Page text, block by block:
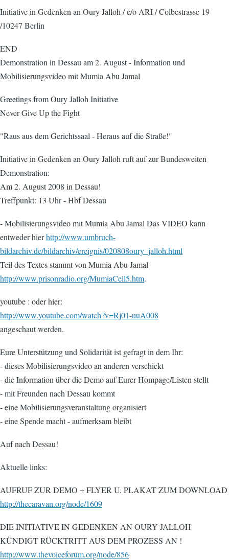
Initiative in Gedenken an Oury Jalloh / c/o ARI / Colbestrasse 19
/10247 Berlin
END
Demonstration in Dessau am 2. August - Information und
Mobilisierungsvideo mit Mumia Abu Jamal
Greetings from Oury Jalloh Initiative
Never Give Up the Fight
"Raus aus dem Gerichtssaal - Heraus auf die Straße!"
Initiative in Gedenken an Oury Jalloh ruft auf zur Bundesweiten
Demonstration:
Am 2. August 2008 in Dessau!
Treffpunkt: 13 Uhr - Hbf Dessau
- Mobilisierungsvideo mit Mumia Abu Jamal Das VIDEO kann
entweder hierhttp://www.umbruch-
bildarchiv.de/bildarchiv/ereignis/020808oury_jalloh.html
Teil des Textes stammt von Mumia Abu Jamal
http://www.prisonradio.org/MumiaCell5.htm.
youtube : oder hier:
http://www.youtube.com/watch?v=Rj01-uuA008
angeschaut werden.
Eure Unterstützung und Solidarität ist gefragt in dem Ihr:
- dieses Mobilisierungsvideo an anderen verschickt
- die Information über die Demo auf Eurer Hompage/Listen stellt
- mit Freunden nach Dessau kommt
- eine Mobilisierungsveranstaltung organisiert
- eine Spende macht - aufmerksam bleibt
Auf nach Dessau!
Aktuelle links:
AUFRUF ZUR DEMO + FLYER U. PLAKAT ZUM DOWNLOAD
http://thecaravan.org/node/1609
DIE INITIATIVE IN GEDENKEN AN OURY JALLOH
KÜNDIGT RÜCKTRITT AUS DEM PROZESS AN !
http://www.thevoiceforum.org/node/856